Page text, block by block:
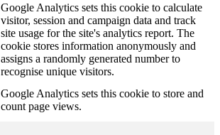
Google Analytics sets this cookie to calculate
visitor, session and campaign data and track
site usage for the site's analytics report. The
cookie stores information anonymously and
assigns a randomly generated number to
recognise unique visitors.
Google Analytics sets this cookie to store and
count page views.